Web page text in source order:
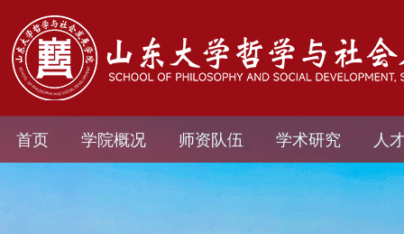
首页 学院概况 师资队伍 学术研究 人